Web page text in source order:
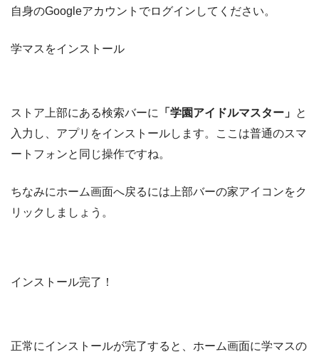
自身のGoogleアカウントでログインしてください。
学マスをインストール
ストア上部にある検索バーに 「学園アイドルマスター」 と
入力し、アプリをインストールします。ここは普通のスマ
ートフォンと同じ操作ですね。
ちなみにホーム画面へ戻るには上部バーの家アイコンをク
リックしましょう。
インストール完了！
正常にインストールが完了すると、ホーム画面に学マスの